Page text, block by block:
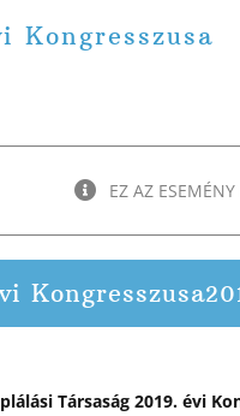
Kongresszusa
EZ AZ
Kongresszusa
Társaság 2019. évi